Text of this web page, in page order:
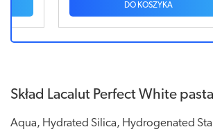
DO KOSZYKA
Skład Lacalut Perfect White
Aqua, Hydrated Silica, Hydrogenated